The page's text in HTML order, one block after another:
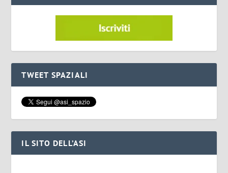
TWEET SPAZIALI
IL SITO DELL’ASI